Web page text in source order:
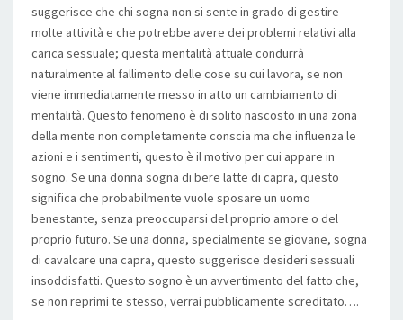
suggerisce che chi sogna non si sente in grado di gestire
molte attività e che potrebbe avere dei problemi relativi alla
carica sessuale; questa mentalità attuale condurrà
naturalmente al fallimento delle cose su cui lavora, se non
viene immediatamente messo in atto un cambiamento di
mentalità. Questo fenomeno è di solito nascosto in una zona
della mente non completamente conscia ma che influenza le
azioni e i sentimenti, questo è il motivo per cui appare in
sogno. Se una donna sogna di bere latte di capra, questo
significa che probabilmente vuole sposare un uomo
benestante, senza preoccuparsi del proprio amore o del
proprio futuro. Se una donna, specialmente se giovane, sogna
di cavalcare una capra, questo suggerisce desideri sessuali
insoddisfatti. Questo sogno è un avvertimento del fatto che,
se non reprimi te stesso, verrai pubblicamente screditato….